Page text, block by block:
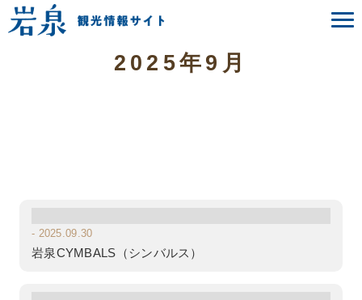
Newsお知らせ
2025年9月
- 2025.09.30
岩泉CYMBALS（シンバルス）